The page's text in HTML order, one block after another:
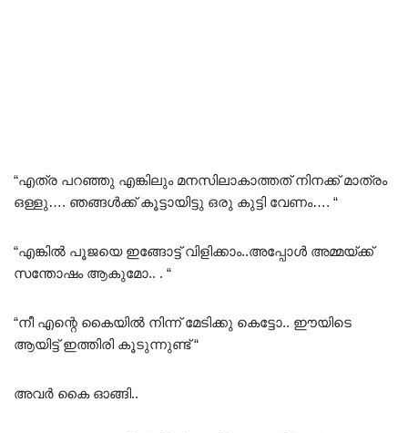
“എത്ര പറഞ്ഞു എങ്കിലും മനസിലാകാത്തത് നിനക്ക് മാത്രം
ഒള്ളു…. ഞങ്ങൾക്ക് കൂട്ടായിട്ടു ഒരു കുട്ടി വേണം…. “
“എങ്കിൽ പൂജയെ ഇങ്ങോട്ട് വിളിക്കാം..അപ്പോൾ അമ്മയ്ക്ക്
സന്തോഷം ആകുമോ.. . “
“നീ എന്റെ കൈയിൽ നിന്ന് മേടിക്കു കെട്ടോ.. ഈയിടെ
ആയിട്ട് ഇത്തിരി കൂടുന്നുണ്ട് “
അവർ കൈ ഓങ്ങി..